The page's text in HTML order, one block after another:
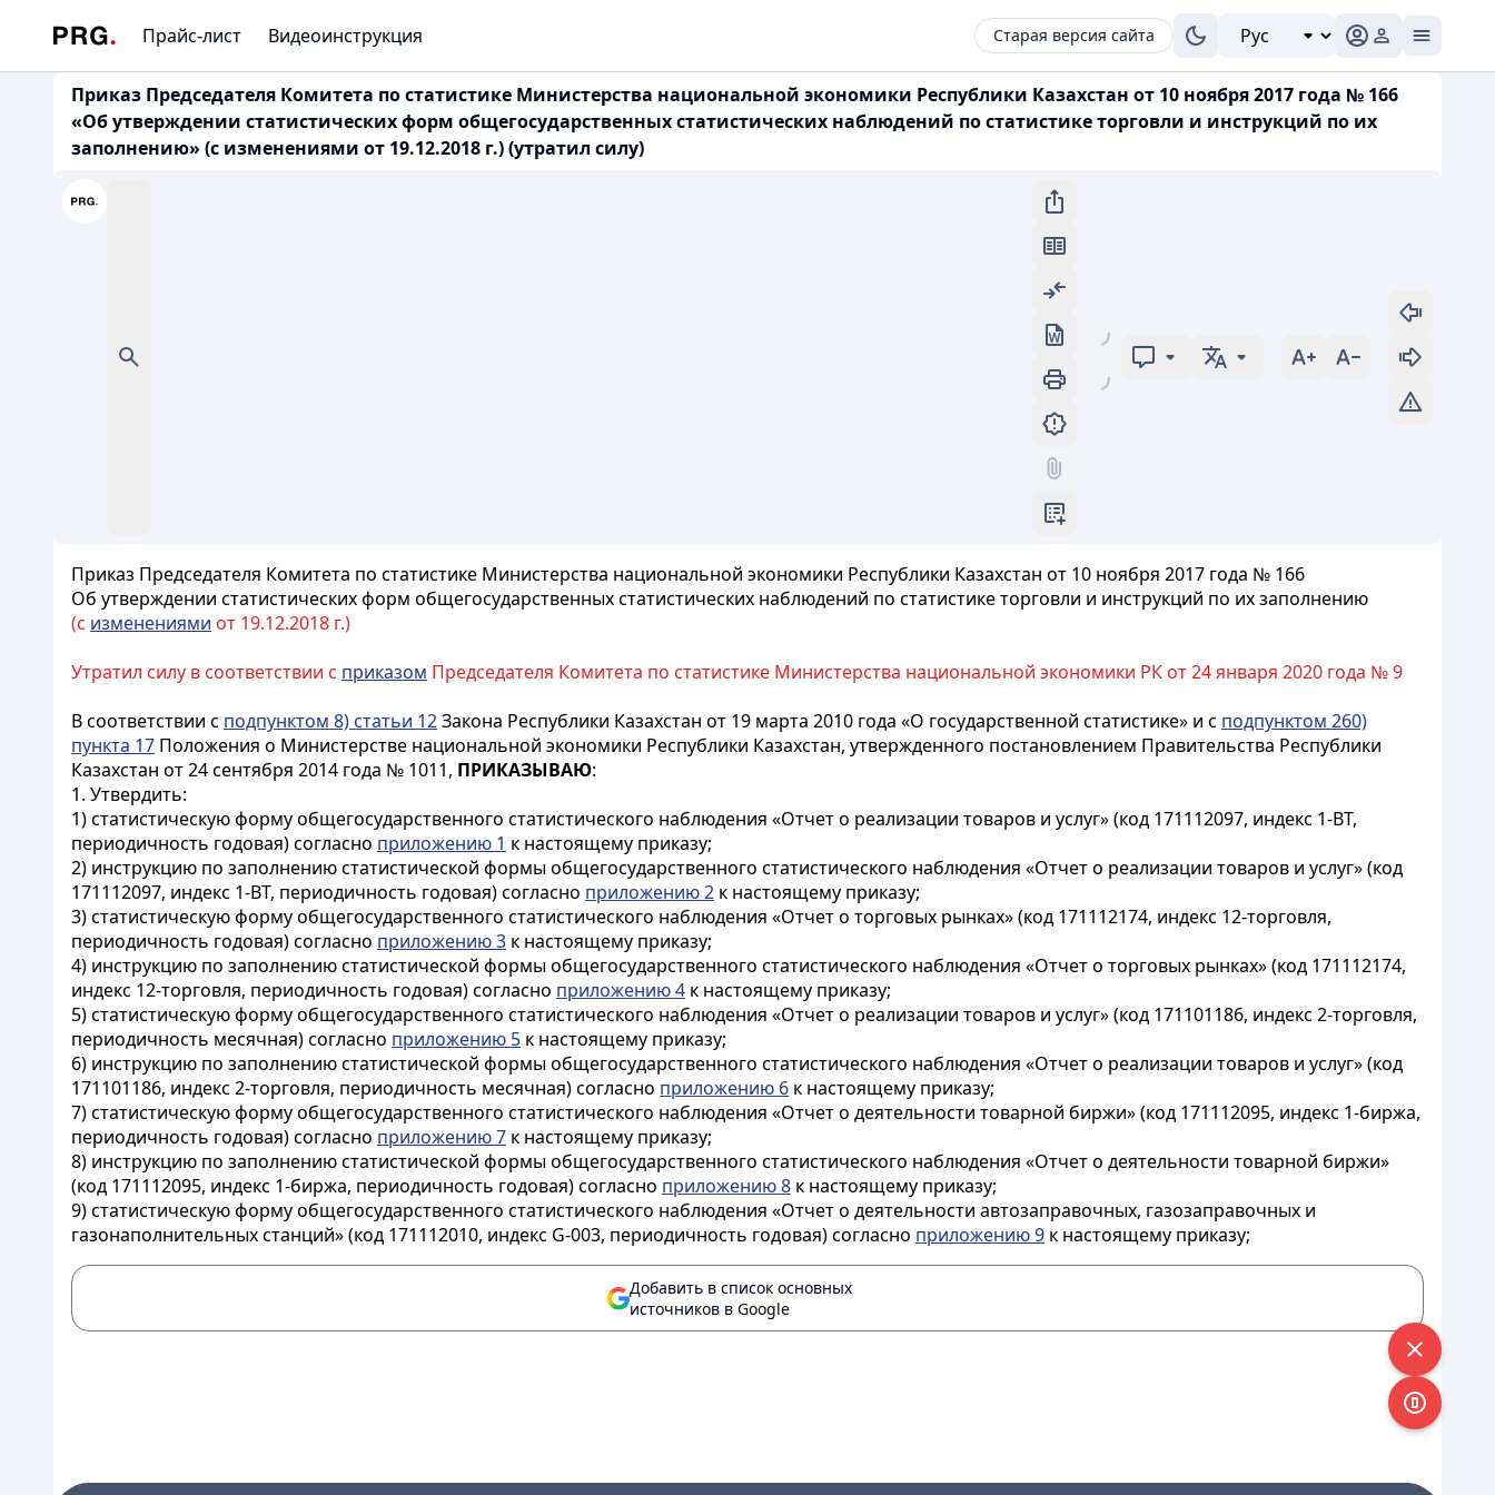
Прайс-лист Видеоинструкция Старая версия сайта
Приказ Председателя Комитета по статистике Министерства национальной экономики Республики Казахстан от 10 ноября 2017 года № 166
«Об утверждении статистических форм общегосударственных статистических наблюдений по статистике торговли и инструкций по их
заполнению» (с изменениями от 19.12.2018 г.) (утратил силу)
Приказ Председателя Комитета по статистике Министерства национальной экономики Республики Казахстан от 10 ноября 2017 года № 166
Об утверждении статистических форм общегосударственных статистических наблюдений по статистике торговли и инструкций по их заполнению
(с изменениями от 19.12.2018 г.)
Утратил силу в соответствии с приказом Председателя Комитета по статистике Министерства национальной экономики РК от 24 января 2020 года № 9
В соответствии с подпунктом 8) статьи 12Закона Республики Казахстан от 19 марта 2010 года «О государственной статистике» и с подпунктом 260)
пункта 17 Положения о Министерстве национальной экономики Республики Казахстан, утвержденного постановлением Правительства Республики
Казахстан от 24 сентября 2014 года № 1011, ПРИКАЗЫВАЮ:
1. Утвердить:
1) статистическую форму общегосударственного статистического наблюдения «Отчет о реализации товаров и услуг» (код 171112097, индекс 1-ВТ,
периодичность годовая) согласно приложению 1 к настоящему приказу;
2) инструкцию по заполнению статистической формы общегосударственного статистического наблюдения «Отчет о реализации товаров и услуг» (код
171112097, индекс 1-ВТ, периодичность годовая) согласно приложению 2 к настоящему приказу;
3) статистическую форму общегосударственного статистического наблюдения «Отчет о торговых рынках» (код 171112174, индекс 12-торговля,
периодичность годовая) согласно приложению 3 к настоящему приказу;
4) инструкцию по заполнению статистической формы общегосударственного статистического наблюдения «Отчет о торговых рынках» (код 171112174,
индекс 12-торговля, периодичность годовая) согласно приложению 4 к настоящему приказу;
5) статистическую форму общегосударственного статистического наблюдения «Отчет о реализации товаров и услуг» (код 171101186, индекс 2-торговля,
периодичность месячная) согласно приложению 5 к настоящему приказу;
6) инструкцию по заполнению статистической формы общегосударственного статистического наблюдения «Отчет о реализации товаров и услуг» (код
171101186, индекс 2-торговля, периодичность месячная) согласно приложению 6 к настоящему приказу;
7) статистическую форму общегосударственного статистического наблюдения «Отчет о деятельности товарной биржи» (код 171112095, индекс 1-биржа,
периодичность годовая) согласно приложению 7 к настоящему приказу;
8) инструкцию по заполнению статистической формы общегосударственного статистического наблюдения «Отчет о деятельности товарной биржи»
(код 171112095, индекс 1-биржа, периодичность годовая) согласно приложению 8 к настоящему приказу;
9) статистическую форму общегосударственного статистического наблюдения «Отчет о деятельности автозаправочных, газозаправочных и
газонаполнительных станций» (код 171112010, индекс G-003, периодичность годовая) согласно приложению 9 к настоящему приказу;
Добавить в список основных
источников в Google